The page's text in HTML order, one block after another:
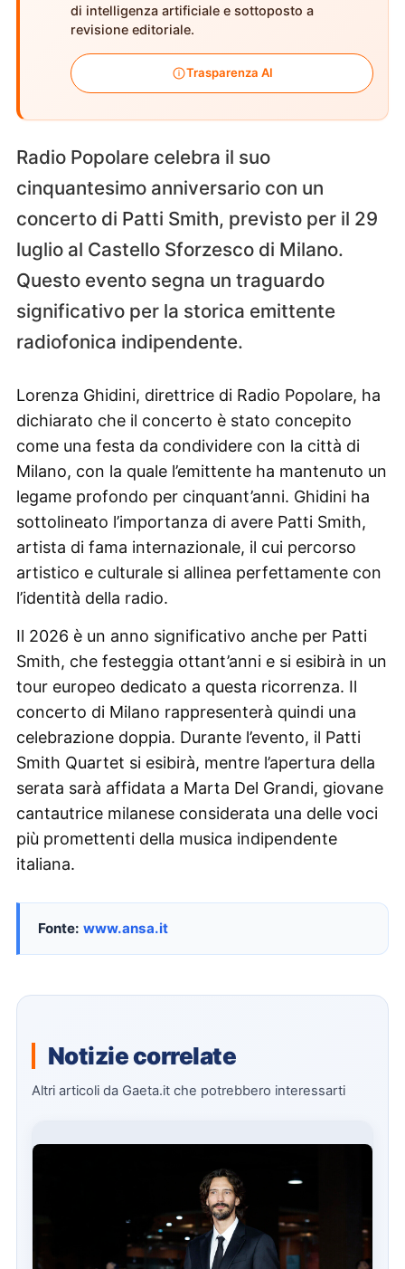
di intelligenza artificiale e sottoposto a
revisione editoriale.
Trasparenza AI
Radio Popolare celebra il suo
cinquantesimo anniversario con un
concerto di Patti Smith, previsto per il 29
luglio al Castello Sforzesco di Milano.
Questo evento segna un traguardo
significativo per la storica emittente
radiofonica indipendente.
Lorenza Ghidini, direttrice di Radio Popolare, ha
dichiarato che il concerto è stato concepito
come una festa da condividere con la città di
Milano, con la quale l’emittente ha mantenuto un
legame profondo per cinquant’anni. Ghidini ha
sottolineato l’importanza di avere Patti Smith,
artista di fama internazionale, il cui percorso
artistico e culturale si allinea perfettamente con
l’identità della radio.
Il 2026 è un anno significativo anche per Patti
Smith, che festeggia ottant’anni e si esibirà in un
tour europeo dedicato a questa ricorrenza. Il
concerto di Milano rappresenterà quindi una
celebrazione doppia. Durante l’evento, il Patti
Smith Quartet si esibirà, mentre l’apertura della
serata sarà affidata a Marta Del Grandi, giovane
cantautrice milanese considerata una delle voci
più promettenti della musica indipendente
italiana.
Fonte: www.ansa.it
Notizie correlate
Altri articoli da Gaeta.it che potrebbero interessarti